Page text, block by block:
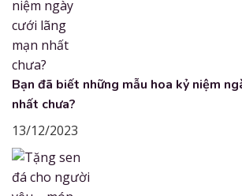
Bạn đã biết những mẫu hoa kỷ niệm
nhất chưa?
13/12/2023